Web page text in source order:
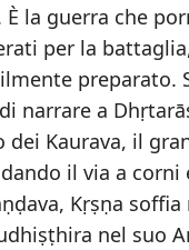
la guerra che
per la
preparato.
narrare a
dei Kaurava, il
il via a
Kṛṣṇa
nel suo